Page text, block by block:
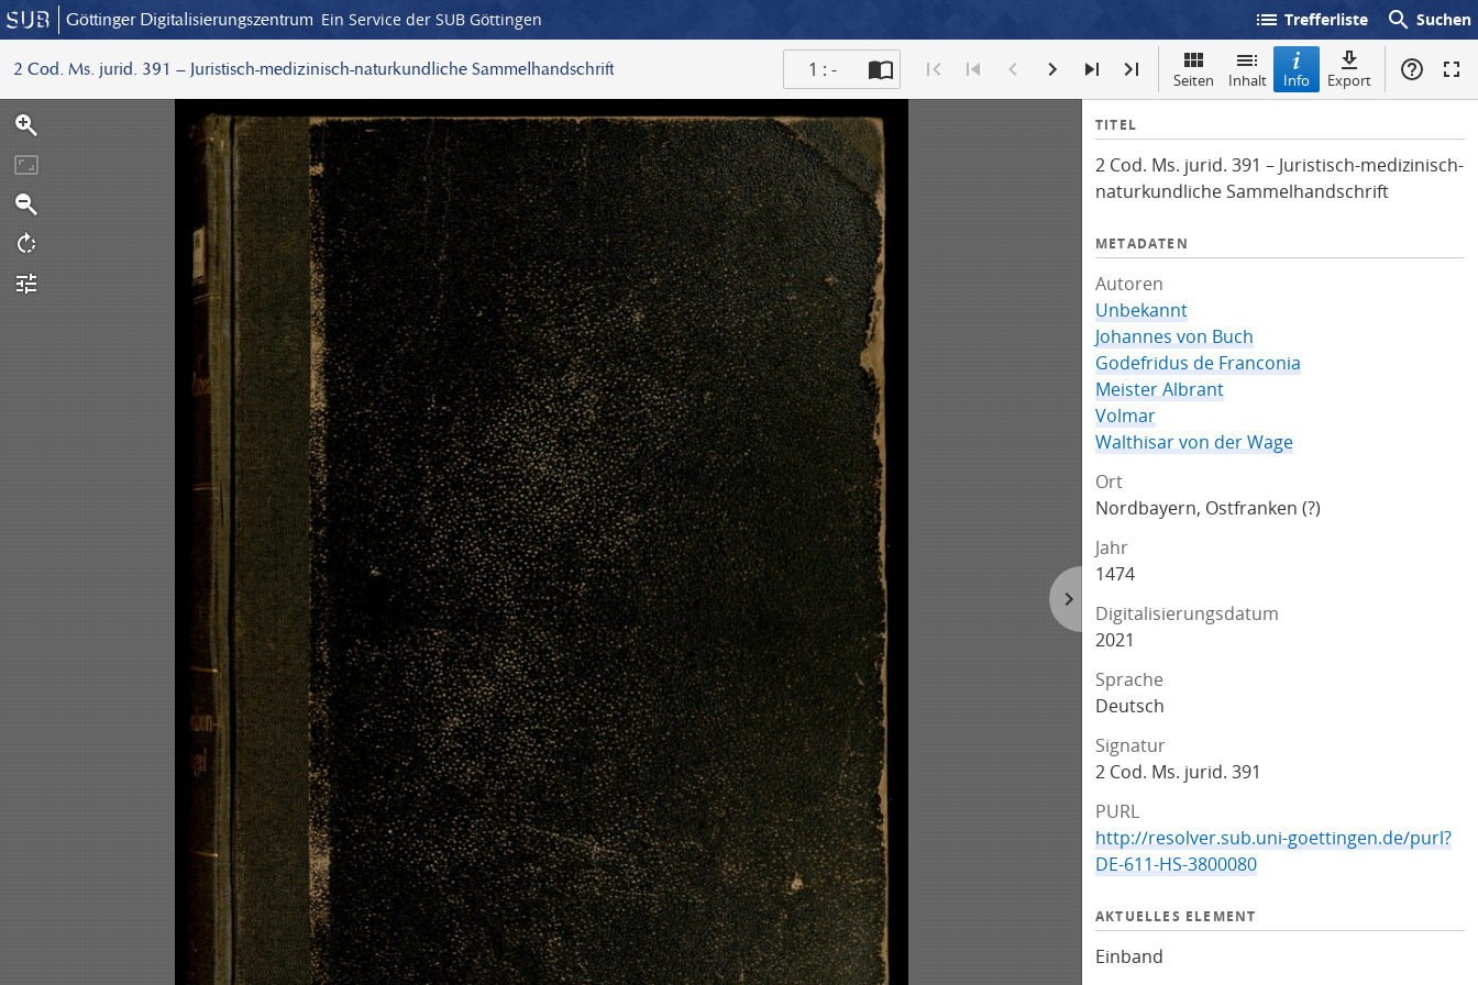
Göttinger Digitalisierungszentrum Ein Service der SUB Göttingen list Trefferliste search Suchen
2 Cod. Ms. jurid. 391 – Juristisch-medizinisch-naturkundliche Sammelhandschrift 1 : - Seiten Inhalt Info Export
I
f
o
TITEL
2 Cod. Ms. jurid. 391 – Juristisch-medizinisch-
naturkundliche Sammelhandschrift
METADATEN
Autoren
Unbekannt
Johannes von Buch
Godefridus de Franconia
Meister Albrant
Volmar
Walthisar von der Wage
Ort
Nordbayern, Ostfranken (?)
Jahr
1474
Digitalisierungsdatum
2021
Sprache
Deutsch
Signatur
2 Cod. Ms. jurid. 391
PURL
http://resolver.sub.uni-goettingen.de/purl?
DE-611-HS-3800080
AKTUELLES ELEMENT
Einband